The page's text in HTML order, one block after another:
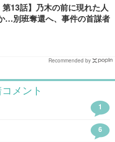
第13話】乃木の前に現れた人
…別班奪還へ、事件の首謀者
Recommended by